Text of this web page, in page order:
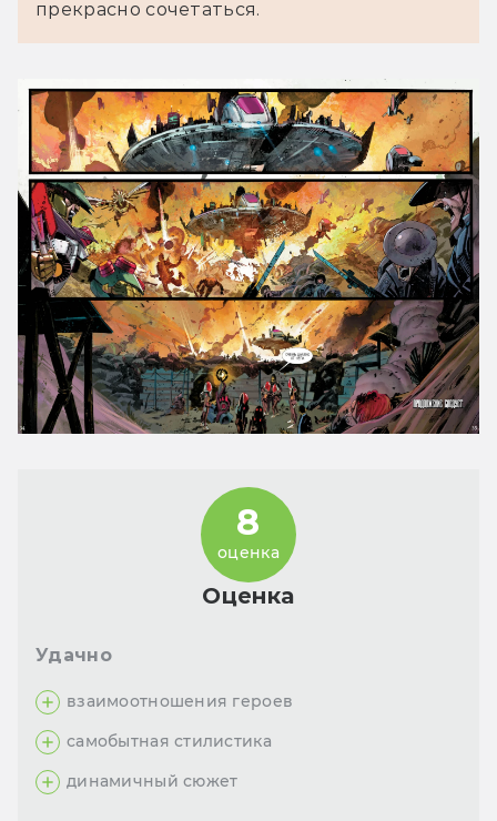
прекрасно сочетаться.
Оценка
8
оценка
Удачно
взаимоотношения героев
самобытная стилистика
динамичный сюжет